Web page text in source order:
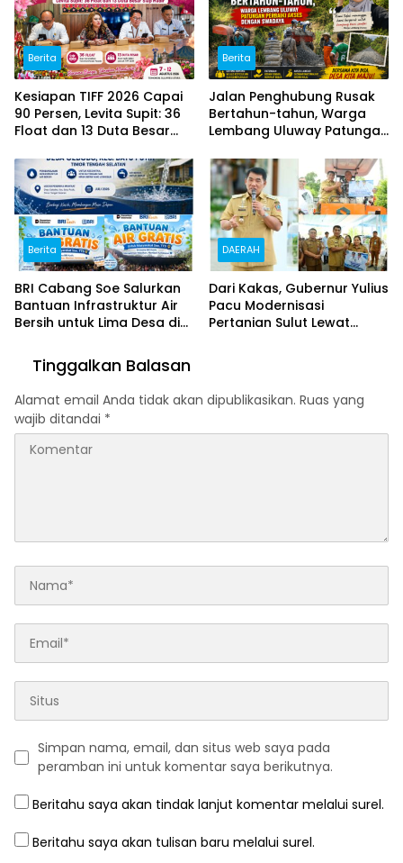
Berita
Kesiapan TIFF 2026 Capai
90 Persen, Levita Supit: 36
Float dan 13 Duta Besar
Berita
Jalan Penghubung Rusak
Bertahun-tahun, Warga
Lembang Uluway Patungan
Swadaya
Berita
BRI Cabang Soe Salurkan
Bantuan Infrastruktur Air
Bersih untuk Lima Desa di
DAERAH
Dari Kakas, Gubernur Yulius
Pacu Modernisasi
Pertanian Sulut Lewat
Tinggalkan Balasan
Alamat email Anda tidak akan dipublikasikan. Ruas yang
wajib ditandai *
Simpan nama, email, dan situs web saya pada
peramban ini untuk komentar saya berikutnya.
Beritahu saya akan tindak lanjut komentar melalui surel.
Beritahu saya akan tulisan baru melalui surel.